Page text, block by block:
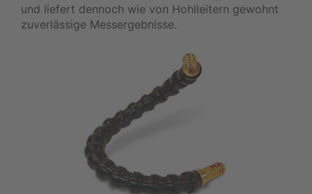
und liefert dennoch wie von Hohlleitern gewohnt
zuverlässige Messergebnisse.